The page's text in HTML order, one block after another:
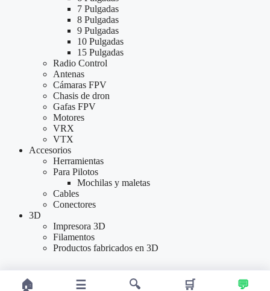
🏠 ☰ 🔍 🛒 💬
7 Pulgadas
8 Pulgadas
9 Pulgadas
10 Pulgadas
15 Pulgadas
Radio Control
Antenas
Cámaras FPV
Chasis de dron
Gafas FPV
Motores
VRX
VTX
Accesorios
Herramientas
Para Pilotos
Mochilas y maletas
Cables
Conectores
3D
Impresora 3D
Filamentos
Productos fabricados en 3D